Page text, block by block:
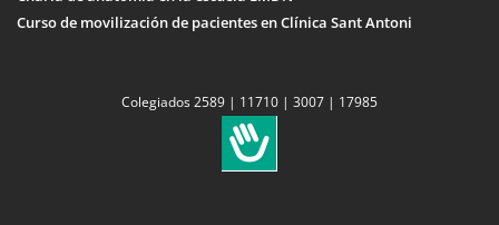
Curso de movilización de pacientes en Clínica Sant Antoni
Colegiados 2589 | 11710 | 3007 | 17985